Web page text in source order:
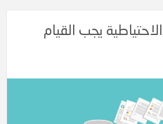
الاحتياطية يجب القيام